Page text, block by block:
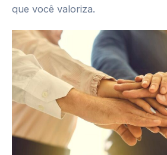
que você valoriza.